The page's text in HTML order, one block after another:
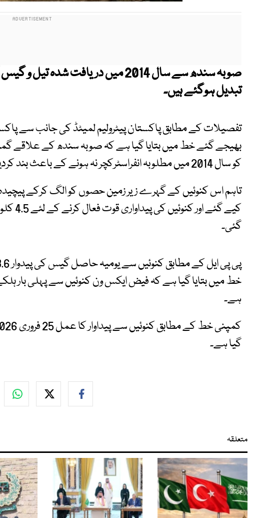
صوبہ سندھ سے سال 2014 میں دریافت
تبدیل ہوگئے ہیں۔
تفصیلات کے مطابق پاکستان پیٹرولیم لمیٹڈ کی جانب سے
بھیجے گئے خط میں بتایا گیا ہے کہ صوبہ سندھ کے علاقے
کو سال 2014 میں مطلوبہ انفراسٹرکچر نہ ہونے کے باعث بند کردیا گیا تھا۔
تاہم اس کنوئیں کے گہرے زیر زمین حصوں کو الگ کرکے
کیے گئے
گئی۔
ہے۔
گیا ہے۔
متعلقہ